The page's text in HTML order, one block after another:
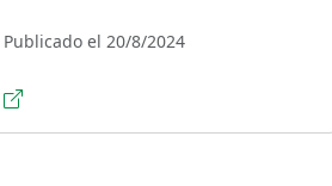
Publicado el 20/8/2024